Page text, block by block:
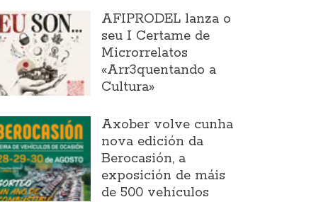
AFIPRODEL lanza o
seu I Certame de
Microrrelatos
«Arr3quentando a
Cultura»
Axober volve cunha
nova edición da
Berocasión, a
exposición de máis
de 500 vehículos